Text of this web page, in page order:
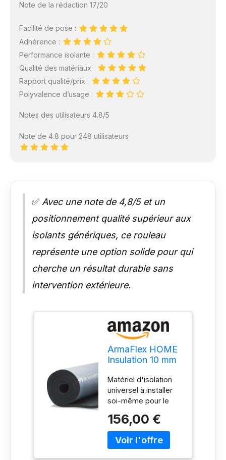
Note de la rédaction 17/20
Facilité de pose :
Adhérence :
Performance isolante :
Qualité des matériaux :
Rapport qualité/prix :
Polyvalence d’usage :
Notes des utilisateurs 4.8/5
Note de 4.8 pour 248 utilisateurs
✅ Avec une note de 4,8/5 et un
positionnement qualité supérieur aux
isolants génériques, ce rouleau
représente une option solide pour qui
cherche un résultat durable sans
intervention extérieure.
ArmaFlex HOME
Insulation 10 mm
isolant auto-
adhésif noir
Matériel d'isolation
universel à installer
soi-même pour le
loisirs. Réduction des
courants d'air, des
ponts thermiques et
156,00 €